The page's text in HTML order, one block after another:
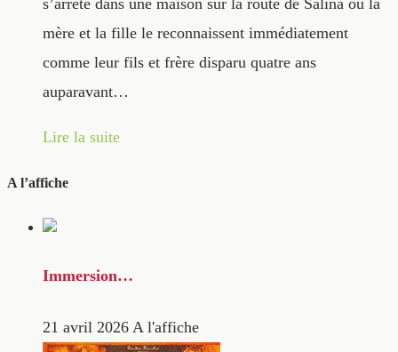
mère et la fille le reconnaissent immédiatement
comme leur fils et frère disparu quatre ans
auparavant…
Lire la suite
A l’affiche
Immersion…
21 avril 2026 A l'affiche